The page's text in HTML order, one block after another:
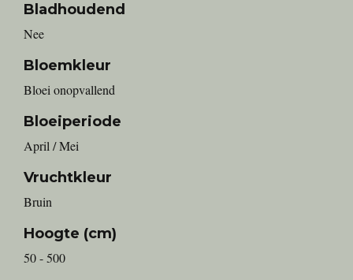
Bladhoudend
Nee
Bloemkleur
Bloei onopvallend
Bloeiperiode
April / Mei
Vruchtkleur
Bruin
Hoogte (cm)
50 - 500